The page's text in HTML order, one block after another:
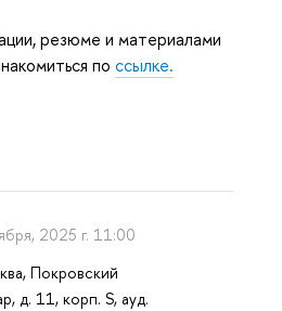
резюме и материалами
по ссылке.
2025 г. 11:00
Покровский
д. 11, корп. S, ауд.